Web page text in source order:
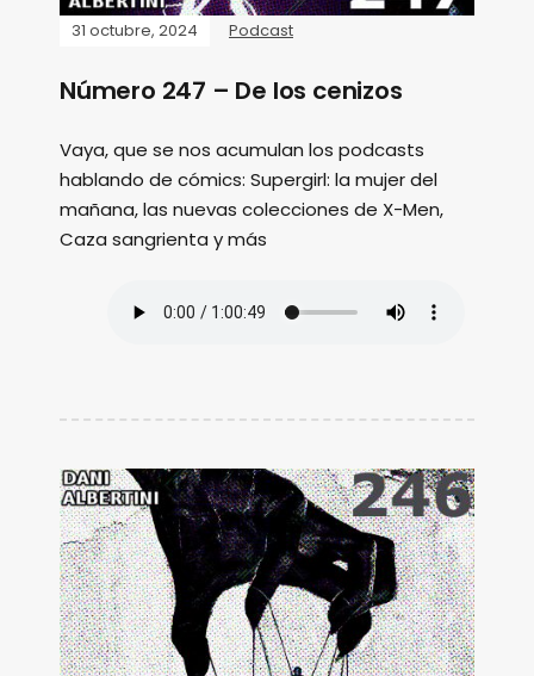
31 octubre, 2024 Podcast
Número 247 – De los cenizos
Vaya, que se nos acumulan los podcasts
hablando de cómics: Supergirl: la mujer del
mañana, las nuevas colecciones de X-Men,
Caza sangrienta y más